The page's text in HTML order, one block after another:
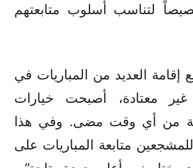
لتناسب أسلوب متابعتهم
العديد من المباريات في
معتادة، أصبحت خيارات
من أي وقت مضى. وفي هذا
متابعة المباريات على